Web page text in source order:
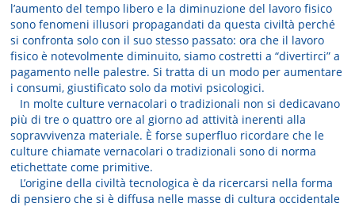
l’aumento del tempo libero e la diminuzione del lavoro fisico
sono fenomeni illusori propagandati da questa civiltà perché
si confronta solo con il suo stesso passato: ora che il lavoro
fisico è notevolmente diminuito, siamo costretti a “divertirci” a
pagamento nelle palestre. Si tratta di un modo per aumentare
i consumi, giustificato solo da motivi psicologici.
In molte culture vernacolari o tradizionali non si dedicavano
più di tre o quattro ore al giorno ad attività inerenti alla
sopravvivenza materiale. È forse superfluo ricordare che le
culture chiamate vernacolari o tradizionali sono di norma
etichettate come primitive.
L’origine della civiltà tecnologica è da ricercarsi nella forma
di pensiero che si è diffusa nelle masse di cultura occidentale